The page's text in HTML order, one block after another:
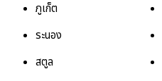
ภูเก็ต
ระนอง
สตูล